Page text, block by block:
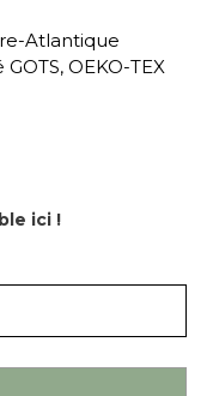
Atlantique
OEKO-TEX
ici !